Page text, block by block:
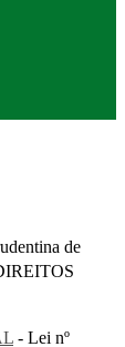
de
- Lei nº